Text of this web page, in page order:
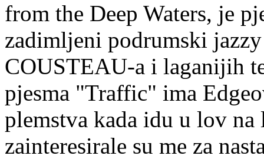
from the Deep Waters, je
zadimljeni podrumski
COUSTEAU-a i laganijih
pjesma "Traffic" ima
plemstva kada idu u lov
zainteresirale su me za